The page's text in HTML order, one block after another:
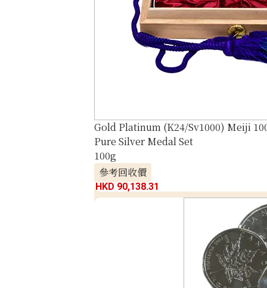
Gold Platinum (K24/Sv1000) Meiji
Pure Silver Medal Set
100g
參考回收價
HKD 90,138.31